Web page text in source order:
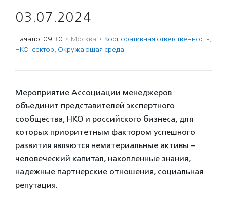
03.07.2024
Начало: 09:30 · Москва · Корпоративная ответственность,
НКО-сектор, Окружающая среда
Мероприятие Ассоциации менеджеров
объединит представителей экспертного
сообщества, НКО и российского бизнеса, для
которых приоритетным фактором успешного
развития являются нематериальные активы –
человеческий капитал, накопленные знания,
надежные партнерские отношения, социальная
репутация.